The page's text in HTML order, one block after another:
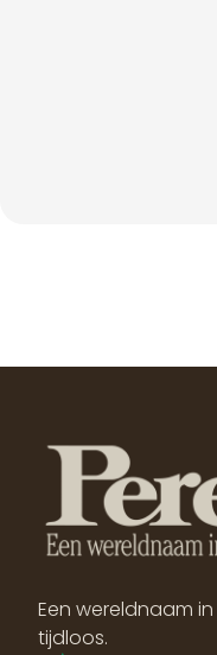
Een wereldnaam
tijdloos.